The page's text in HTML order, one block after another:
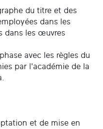
du titre et des
dans les
dans les œuvres
avec les règles du
par l'académie de la
et de mise en